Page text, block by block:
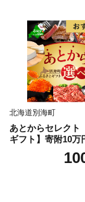
北海道別海町
あとからセレクト
ギフト】寄附10万
とから選べる！ ギ
ら ほたて 海鮮 牛